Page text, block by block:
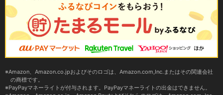
Amazon、Amazon.co.jpおよびそのロゴは、Amazon.com,Inc.またはその関連会社
の商標です。
PayPayマネーライトが付与されます。PayPayマネーライトの出金はできません。